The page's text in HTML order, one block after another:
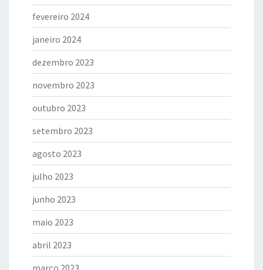
fevereiro 2024
janeiro 2024
dezembro 2023
novembro 2023
outubro 2023
setembro 2023
agosto 2023
julho 2023
junho 2023
maio 2023
abril 2023
março 2023